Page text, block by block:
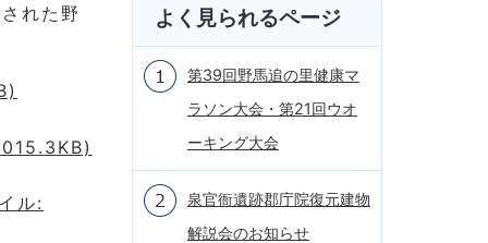
れた野
ル:
よく見られるページ
第39回野馬追の里健康マ
ラソン大会・第21回ウオ
ーキング大会
泉官衙遺跡郡庁院復元建物
解説会のお知らせ